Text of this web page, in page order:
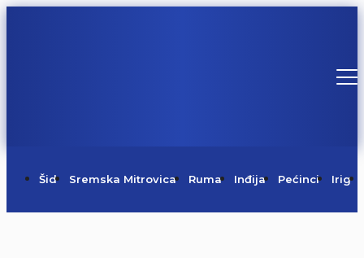
Šid Sremska Mitrovica Ruma Inđija Pećinci Irig